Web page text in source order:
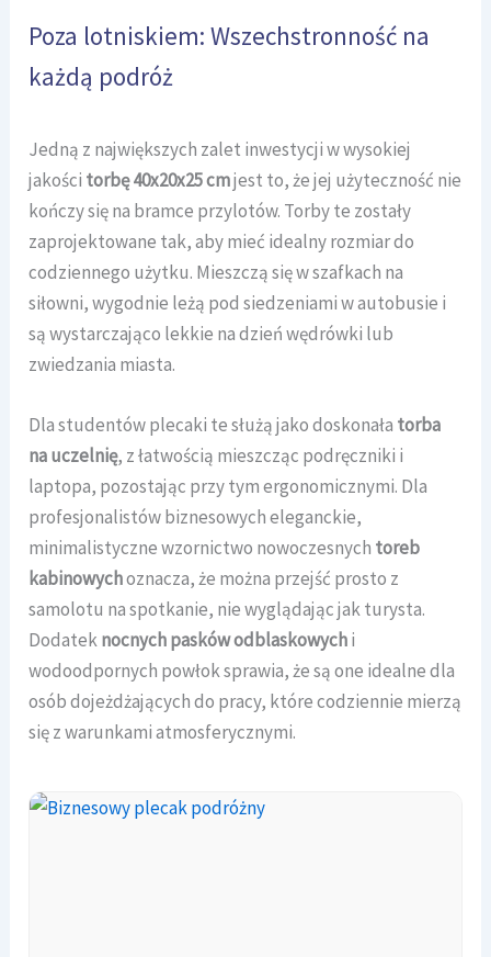
Poza lotniskiem: Wszechstronność na
każdą podróż
Jedną z największych zalet inwestycji w wysokiej
jakości torbę 40x20x25 cmjest to, że jej użyteczność nie
kończy się na bramce przylotów. Torby te zostały
zaprojektowane tak, aby mieć idealny rozmiar do
codziennego użytku. Mieszczą się w szafkach na
siłowni, wygodnie leżą pod siedzeniami w autobusie i
są wystarczająco lekkie na dzień wędrówki lub
zwiedzania miasta.
Dla studentów plecaki te służą jako doskonała torba
na uczelnię, z łatwością mieszcząc podręczniki i
laptopa, pozostając przy tym ergonomicznymi. Dla
profesjonalistów biznesowych eleganckie,
minimalistyczne wzornictwo nowoczesnych toreb
kabinowychoznacza, że można przejść prosto z
samolotu na spotkanie, nie wyglądając jak turysta.
Dodateknocnych pasków odblaskowychi
wodoodpornych powłok sprawia, że są one idealne dla
osób dojeżdżających do pracy, które codziennie mierzą
się z warunkami atmosferycznymi.